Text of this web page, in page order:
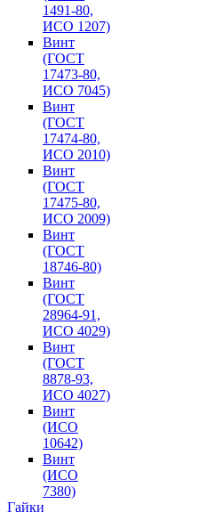
1491-80,
ИСО 1207)
Винт
(ГОСТ
17473-80,
ИСО 7045)
Винт
(ГОСТ
17474-80,
ИСО 2010)
Винт
(ГОСТ
17475-80,
ИСО 2009)
Винт
(ГОСТ
18746-80)
Винт
(ГОСТ
28964-91,
ИСО 4029)
Винт
(ГОСТ
8878-93,
ИСО 4027)
Винт
(ИСО
10642)
Винт
(ИСО
7380)
Гайки